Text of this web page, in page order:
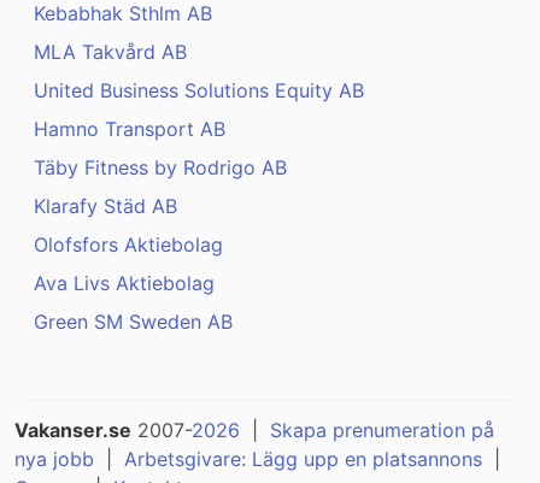
Kebabhak Sthlm AB
MLA Takvård AB
United Business Solutions Equity AB
Hamno Transport AB
Täby Fitness by Rodrigo AB
Klarafy Städ AB
Olofsfors Aktiebolag
Ava Livs Aktiebolag
Green SM Sweden AB
Vakanser.se 2007-2026
Skapa prenumeration på
nya jobb
Arbetsgivare: Lägg upp en platsannons